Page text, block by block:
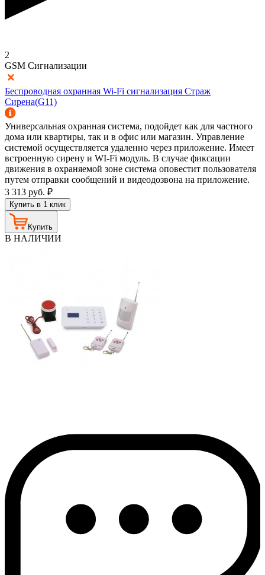
2
GSM Сигнализации
Беспроводная охранная Wi-Fi сигнализация Страж
Сирена(G11)
Универсальная охранная система, подойдет как для частного
дома или квартиры, так и в офис или магазин. Управление
системой осуществляется удаленно через приложение. Имеет
встроенную сирену и WI-Fi модуль. В случае фиксации
движения в охраняемой зоне система оповестит пользователя
путем отправки сообщений и видеодозвона на приложение.
3 313 руб. ₽
Купить в 1 клик
Купить
В НАЛИЧИИ